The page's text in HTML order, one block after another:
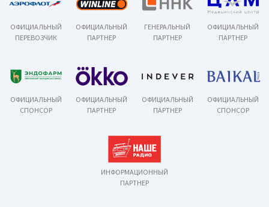
ОФИЦИАЛЬНЫЙ
ПЕРЕВОЗЧИК
ОФИЦИАЛЬНЫЙ
ПАРТНЕР
ГЕНЕРАЛЬНЫЙ
ПАРТНЕР
ОФИЦИАЛЬНЫЙ
ПАРТНЕР
ОФИЦИАЛЬНЫЙ
СПОНСОР
ОФИЦИАЛЬНЫЙ
ПАРТНЕР
ОФИЦИАЛЬНЫЙ
ПАРТНЕР
ОФИЦИАЛЬНЫЙ
СПОНСОР
ИНФОРМАЦИОННЫЙ
ПАРТНЕР